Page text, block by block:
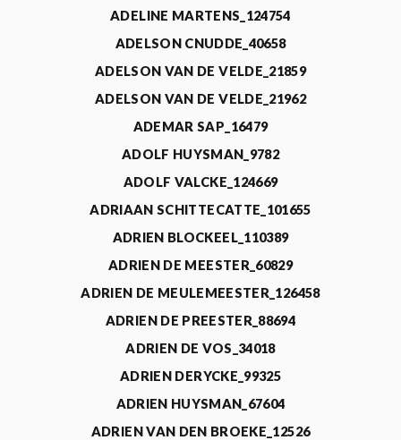
ADELINE MARTENS_124754
ADELSON CNUDDE_40658
ADELSON VAN DE VELDE_21859
ADELSON VAN DE VELDE_21962
ADEMAR SAP_16479
ADOLF HUYSMAN_9782
ADOLF VALCKE_124669
ADRIAAN SCHITTECATTE_101655
ADRIEN BLOCKEEL_110389
ADRIEN DE MEESTER_60829
ADRIEN DE MEULEMEESTER_126458
ADRIEN DE PREESTER_88694
ADRIEN DE VOS_34018
ADRIEN DERYCKE_99325
ADRIEN HUYSMAN_67604
ADRIEN VAN DEN BROEKE_12526